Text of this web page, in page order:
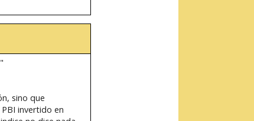
sino que
invertido en